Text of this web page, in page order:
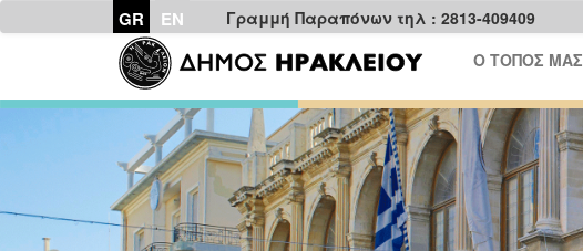
GR EN Γραμμή Παραπόνων τηλ : 2813-409409
Ο ΤΟΠΟΣ ΜΑΣ